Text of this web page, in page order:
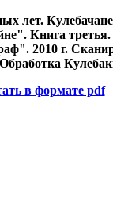
лет.
Книга третья.
2010 г.
в формате pdf